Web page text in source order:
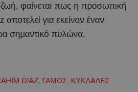
ζωή, φαίνεται πως η προσωπική
για εκείνον έναν
σημαντικό πυλώνα.
DIAZ, ΓΑΜΟΣ, ΚΥΚΛΑΔΕΣ